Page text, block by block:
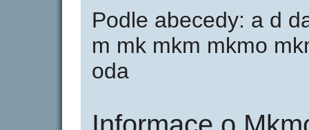
Podle abecedy: a d
m mk mkm mkmo
oda